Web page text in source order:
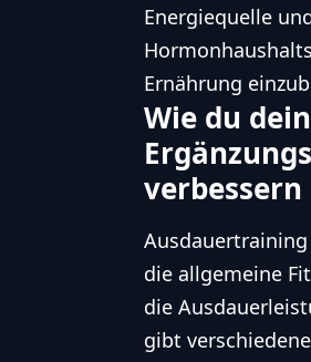
Energiequelle
Ernährung
Wie du
die allgemeine
die
gibt